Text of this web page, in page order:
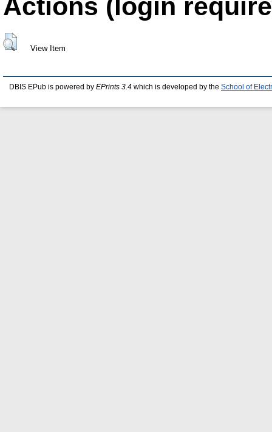
Actions (login
View Item
DBIS EPub is powered by EPrints 3.4 which is developed by the School of